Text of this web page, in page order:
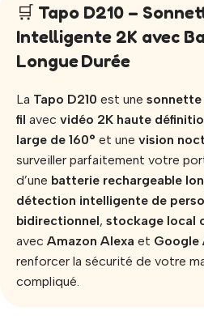
🛒 Tapo D210 –
Intelligente 2K avec
Longue Durée
La Tapo D210 est une sonnette
fil avec vidéo 2K haute
large de 160° et une vision
surveiller parfaitement votre
d’une batterie rechargeable
détection intelligente de
bidirectionnel, stockage local
avec Amazon Alexa et Google
renforcer la sécurité de votre
compliqué.